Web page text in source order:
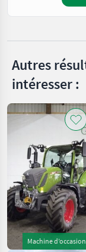
Autres
intéresser :
Machine d’occasion